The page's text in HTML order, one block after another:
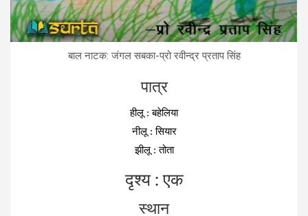
बाल नाटक: जंगल सबका-प्रो रवीन्द्र प्रताप सिंह
पात्र
हीलू : बहेलिया
नीलू : सियार
झीलू : तोता
दृश्य : एक
स्थान